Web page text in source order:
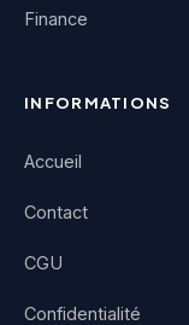
Finance
INFORMATIONS
Accueil
Contact
CGU
Confidentialité